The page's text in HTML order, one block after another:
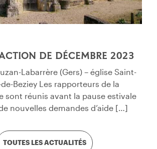
TOUTES LES ACTUALITÉS
DE DÉCEMBRE 2023
Labarrère (Gers) – église Saint-
Beziey Les rapporteurs de la
sont réunis avant la pause estivale
nouvelles demandes d’aide […]